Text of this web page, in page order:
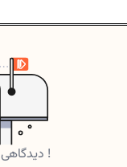
دیدگاهی یافت نشد !